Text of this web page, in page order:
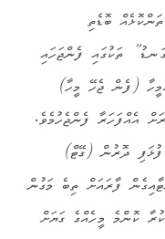
ބޮޑެތި
ތަކުގައި ފެންޖަހައި
(ފެން ޖެހޭ މީހާ)
އެއްފަހަރާ ފެންޖެހުމެވެ.
ދޮރުން (ގޭޓް)
ފާރައަށް ތިބެ މަގުން
ކޮންމެ މީހެއްގެ ގަޔަށް